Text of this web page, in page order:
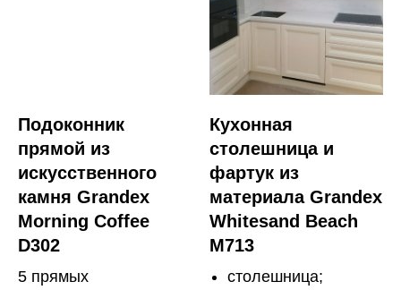
Подоконник
прямой из
искусственного
камня Grandex
Morning Coffee
D302
5 прямых
Кухонная
столешница и
фартук из
материала Grandex
Whitesand Beach
M713
столешница;